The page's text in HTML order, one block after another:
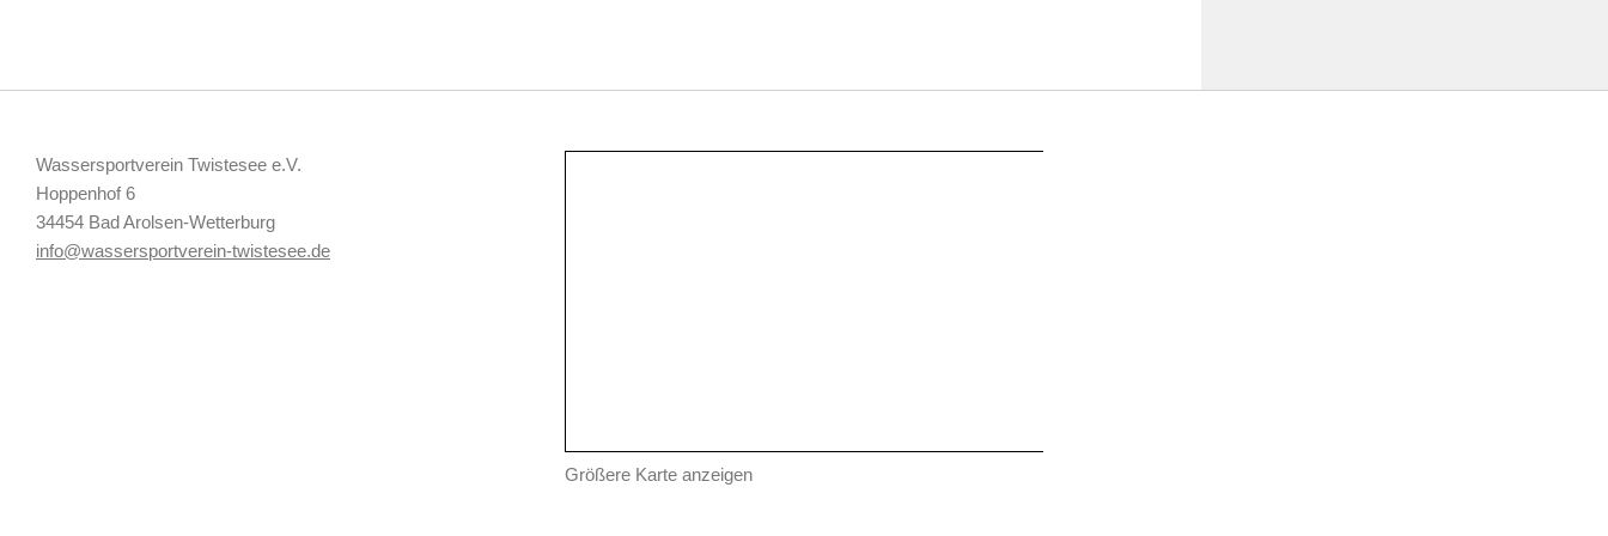
Wassersportverein Twistesee e.V.
Hoppenhof 6
34454 Bad Arolsen-Wetterburg
info@wassersportverein-twistesee.de
Größere Karte anzeigen